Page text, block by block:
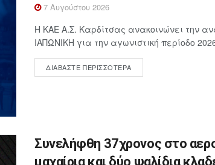
7 Αυγούστου 2026
Η ΚΑΕ Α.Σ. Καρδίτσας ανακοινώνει την
ΙΑΠΩΝΙΚΗ για την αγωνιστική περίοδο
ΔΙΑΒΆΣΤΕ ΠΕΡΙΣΣΌΤΕΡΑ
Συνελήφθη 37χρονος στο
μαχαίρια και δύο ψαλίδια